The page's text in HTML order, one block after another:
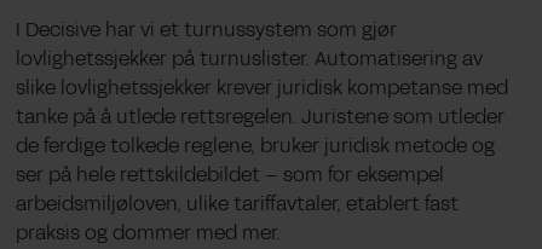
I Decisive har vi et turnussystem som gjør
lovlighetssjekker på turnuslister. Automatisering av
slike lovlighetssjekker krever juridisk kompetanse med
tanke på å utlede rettsregelen. Juristene som utleder
de ferdige tolkede reglene, bruker juridisk metode og
ser på hele rettskildebildet – som for eksempel
arbeidsmiljøloven, ulike tariffavtaler, etablert fast
praksis og dommer med mer.